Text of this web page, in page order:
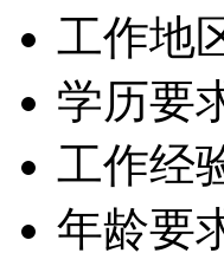
工作地
学历要
工作经
年龄要